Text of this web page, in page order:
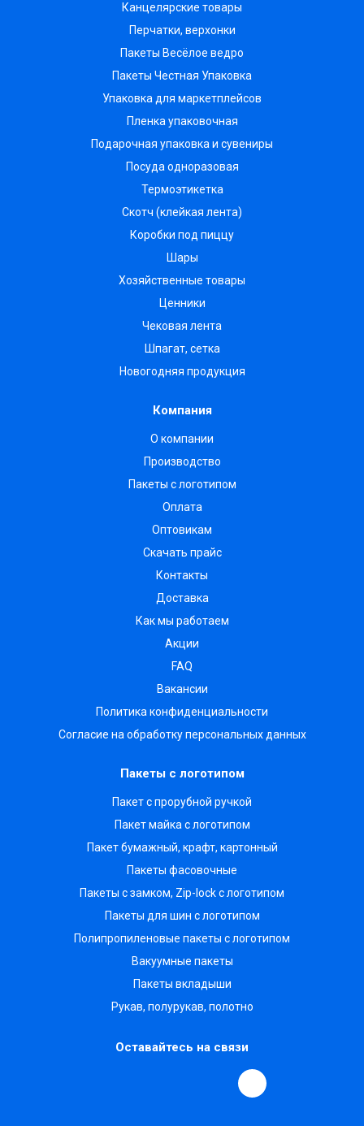
Канцелярские товары
Перчатки, верхонки
Пакеты Весёлое ведро
Пакеты Честная Упаковка
Упаковка для маркетплейсов
Пленка упаковочная
Подарочная упаковка и сувениры
Посуда одноразовая
Термоэтикетка
Скотч (клейкая лента)
Коробки под пиццу
Шары
Хозяйственные товары
Ценники
Чековая лента
Шпагат, сетка
Новогодняя продукция
Компания
О компании
Производство
Пакеты с логотипом
Оплата
Оптовикам
Скачать прайс
Контакты
Доставка
Как мы работаем
Акции
FAQ
Вакансии
Политика конфиденциальности
Согласие на обработку персональных данных
Пакеты с логотипом
Пакет с прорубной ручкой
Пакет майка с логотипом
Пакет бумажный, крафт, картонный
Пакеты фасовочные
Пакеты с замком, Zip-lock с логотипом
Пакеты для шин с логотипом
Полипропиленовые пакеты с логотипом
Вакуумные пакеты
Пакеты вкладыши
Рукав, полурукав, полотно
Оставайтесь на связи